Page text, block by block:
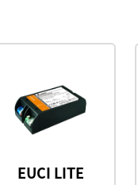
EUCI LITE